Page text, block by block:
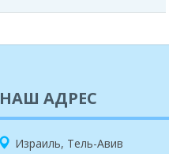
НАШ АДРЕС
Израиль, Тель-Авив